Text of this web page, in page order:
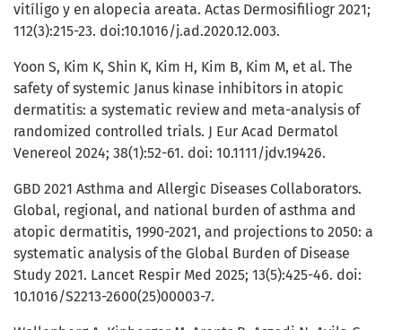
vitíligo y en alopecia areata. Actas Dermosifiliogr 2021;
112(3):215-23. doi:10.1016/j.ad.2020.12.003.
Yoon S, Kim K, Shin K, Kim H, Kim B, Kim M, et al. The
safety of systemic Janus kinase inhibitors in atopic
dermatitis: a systematic review and meta-analysis of
randomized controlled trials. J Eur Acad Dermatol
Venereol 2024; 38(1):52-61. doi: 10.1111/jdv.19426.
GBD 2021 Asthma and Allergic Diseases Collaborators.
Global, regional, and national burden of asthma and
atopic dermatitis, 1990-2021, and projections to 2050: a
systematic analysis of the Global Burden of Disease
Study 2021. Lancet Respir Med 2025; 13(5):425-46. doi:
10.1016/S2213-2600(25)00003-7.